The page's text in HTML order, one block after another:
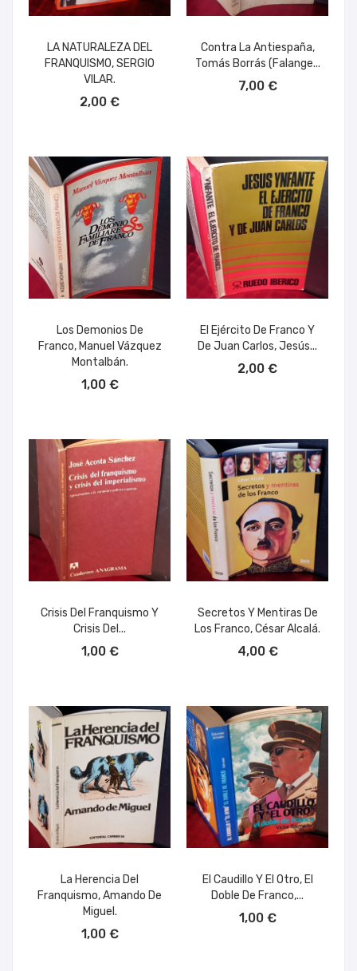
LA NATURALEZA DEL
FRANQUISMO, SERGIO
VILAR.
2,00 €
Contra La Antiespaña,
Tomás Borrás (Falange...
7,00 €
Los Demonios De
Franco, Manuel Vázquez
Montalbán.
1,00 €
El Ejército De Franco Y
De Juan Carlos, Jesús...
2,00 €
Crisis Del Franquismo Y
Crisis Del...
1,00 €
Secretos Y Mentiras De
Los Franco, César Alcalá.
4,00 €
La Herencia Del
Franquismo, Amando De
Miguel.
1,00 €
El Caudillo Y El Otro, El
Doble De Franco,...
1,00 €